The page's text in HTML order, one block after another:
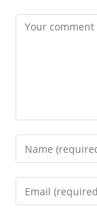
Comment
Enter
your
name
Enter
your